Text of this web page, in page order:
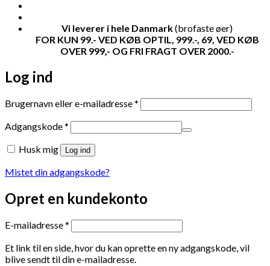
Vi leverer i hele Danmark(brofaste øer)
FOR KUN 99.- VED KØB OPTIL, 999.-, 69, VED KØB
OVER 999,- OG FRI FRAGT OVER 2000.-
Log ind
Brugernavn eller e-mailadresse*
Adgangskode*
Husk mig Log ind
Mistet din adgangskode?
Opret en kundekonto
E-mailadresse*
Et link til en side, hvor du kan oprette en ny adgangskode, vil
blive sendt til din e-mailadresse.